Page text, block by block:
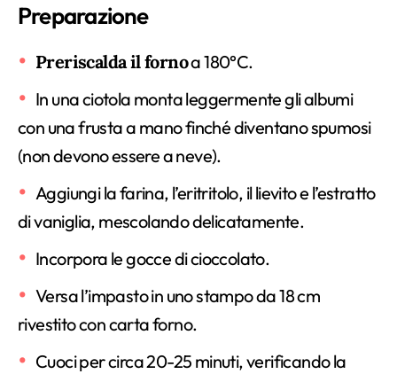
Preparazione
Preriscalda il fornoa 180°C.
In una ciotola monta leggermente gli albumi
con una frusta a mano finché diventano spumosi
(non devono essere a neve).
Aggiungi la farina, l’eritritolo, il lievito e l’estratto
di vaniglia, mescolando delicatamente.
Incorpora le gocce di cioccolato.
Versa l’impasto in uno stampo da 18 cm
rivestito con carta forno.
Cuoci per circa 20-25 minuti, verificando la